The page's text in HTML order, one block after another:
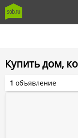
Купить дом,
1 объявление